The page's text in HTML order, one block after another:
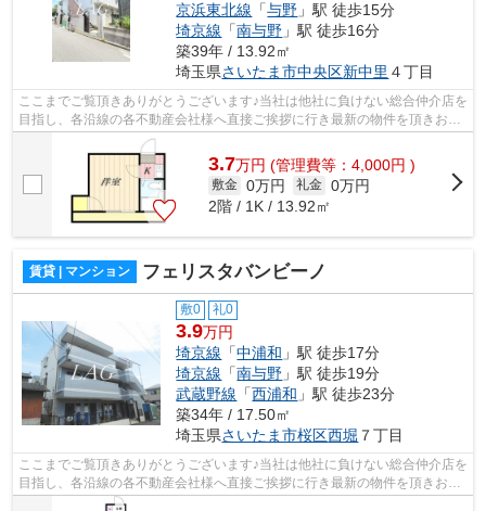
京浜東北線 「与野 」駅 徒歩15分
埼京線 「南与野 」駅 徒歩16分
築39年 / 13.92㎡
埼玉県さいたま市中央区新中里 ４丁目
ここまでご覧頂きありがとうございます♪当社は他社に負けない総合仲介店を
目指し、各沿線の各不動産会社様へ直接ご挨拶に行き最新の物件を頂きお客
様へ提供しております！最新の情報は...
3.7万円 (管理費等：4,000円 )
敷金 0万円 礼金 0万円
2階 / 1K / 13.92㎡
賃貸 | マンション フェリスタバンビーノ
敷0 礼0
3.9万円
埼京線 「中浦和 」駅 徒歩17分
埼京線 「南与野 」駅 徒歩19分
武蔵野線 「西浦和 」駅 徒歩23分
築34年 / 17.50㎡
埼玉県さいたま市桜区西堀 ７丁目
ここまでご覧頂きありがとうございます♪当社は他社に負けない総合仲介店を
目指し、各沿線の各不動産会社様へ直接ご挨拶に行き最新の物件を頂きお客
様へ提供しております！最新の情報は...